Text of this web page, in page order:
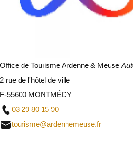
Office de Tourisme Ardenne & Meuse
2 rue de l'hôtel de ville
F-55600 MONTMÉDY
03 29 80 15 90
tourisme@ardennemeuse.fr